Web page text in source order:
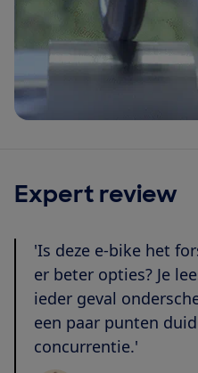
Expert review
'Is deze e-bike het
er beter opties? Je
ieder geval
een paar punten
concurrentie.'